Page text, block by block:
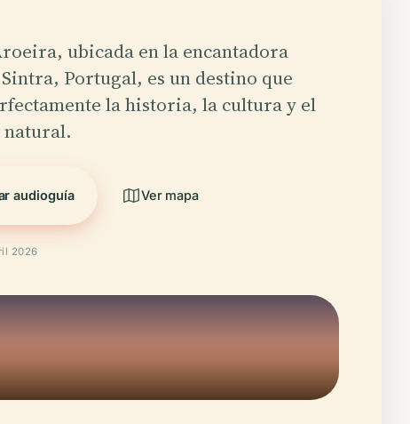
ubicada en la encantadora
Portugal, es un destino que
la historia, la cultura y el
natural.
audioguía Ver mapa
2026